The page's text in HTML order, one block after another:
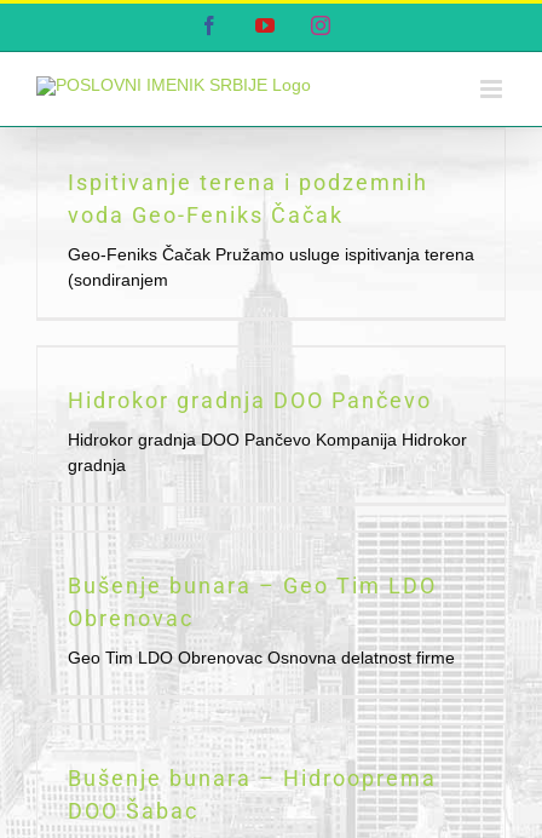
FacebookYouTubeInstagram
Ispitivanje terena i podzemnih
voda Geo-Feniks Čačak
Geo-Feniks Čačak Pružamo usluge ispitivanja terena
(sondiranjem
Hidrokor gradnja DOO Pančevo
Hidrokor gradnja DOO Pančevo Kompanija Hidrokor
gradnja
Bušenje bunara – Geo Tim LDO
Obrenovac
Geo Tim LDO Obrenovac Osnovna delatnost firme
Bušenje bunara – Hidrooprema
DOO Šabac